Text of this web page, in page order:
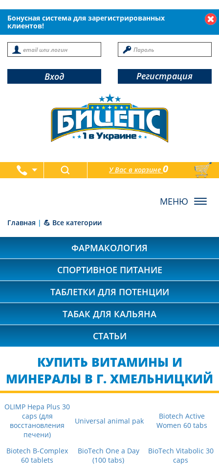
Бонусная система для зарегистрированных
клиентов!
Вход Регистрация
У Вас в корзине0
товаров
Главная | 💪 Все категории
ФАРМАКОЛОГИЯ
СПОРТИВНОЕ ПИТАНИЕ
ТАБЛЕТКИ ДЛЯ ПОТЕНЦИИ
ТАБАК ДЛЯ КАЛЬЯНА
СТАТЬИ
КУПИТЬ ВИТАМИНЫ И
МИНЕРАЛЫ В Г. ХМЕЛЬНИЦКИЙ
OLIMP Hepa Plus 30
caps (для
восстановления
печени)
Universal animal pak
Biotech Active
Women 60 tabs
Biotech B-Complex
60 tablets
BioTech One a Day
(100 tabs)
BioTech Vitabolic 30
caps